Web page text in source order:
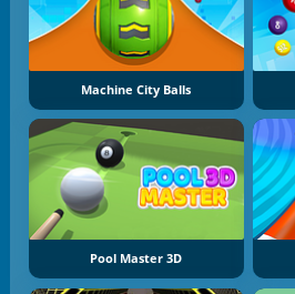
Machine City Balls
Pool Master 3D